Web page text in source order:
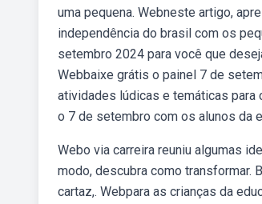
uma pequena. Webneste artigo,
independência do brasil com os
setembro 2024 para você que
Webbaixe grátis o painel 7 de
atividades lúdicas e temáticas para
o 7 de setembro com os alunos da
Webo via carreira reuniu algumas
modo, descubra como transformar.
cartaz,. Webpara as crianças da